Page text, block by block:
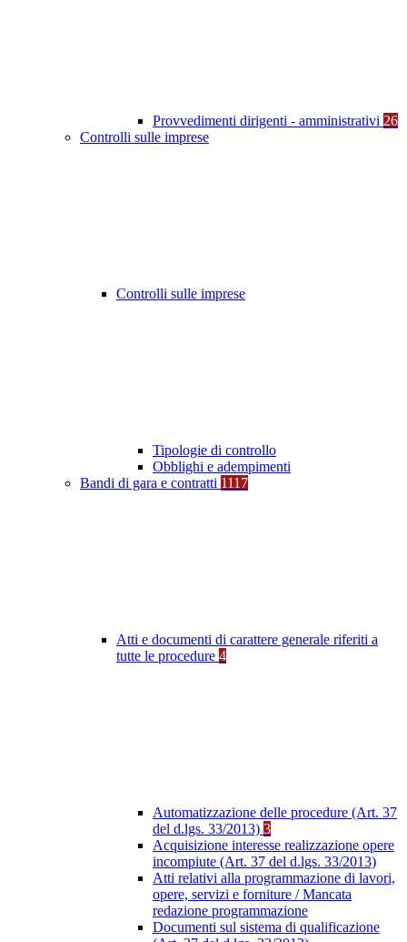
Provvedimenti dirigenti - amministrativi 26
Controlli sulle imprese
Controlli sulle imprese
Tipologie di controllo
Obblighi e adempimenti
Bandi di gara e contratti 1117
Atti e documenti di carattere generale riferiti a
tutte le procedure 4
Automatizzazione delle procedure (Art. 37
del d.lgs. 33/2013) 3
Acquisizione interesse realizzazione opere
incompiute (Art. 37 del d.lgs. 33/2013)
Atti relativi alla programmazione di lavori,
opere, servizi e forniture / Mancata
redazione programmazione
Documenti sul sistema di qualificazione